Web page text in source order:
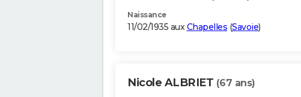
Naissance
11/02/1935 auxChapelles (Savoie)
Nicole ALBRIET (67 ans)